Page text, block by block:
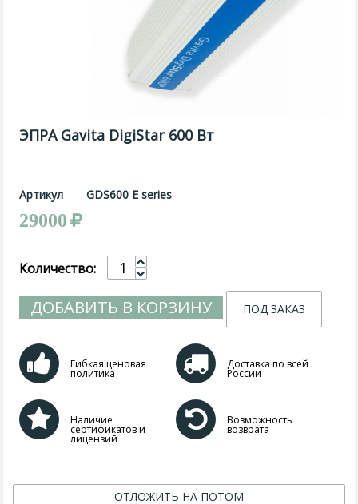
ЭПРА Gavita DigiStar 600 Вт
Артикул GDS600 E series
29000
Количество:
ДОБАВИТЬ В КОРЗИНУ ПОД ЗАКАЗ
Гибкая ценовая
политика
Доставка по всей
России
Наличие
сертификатов и
лицензий
Возможность
возврата
ОТЛОЖИТЬ НА ПОТОМ